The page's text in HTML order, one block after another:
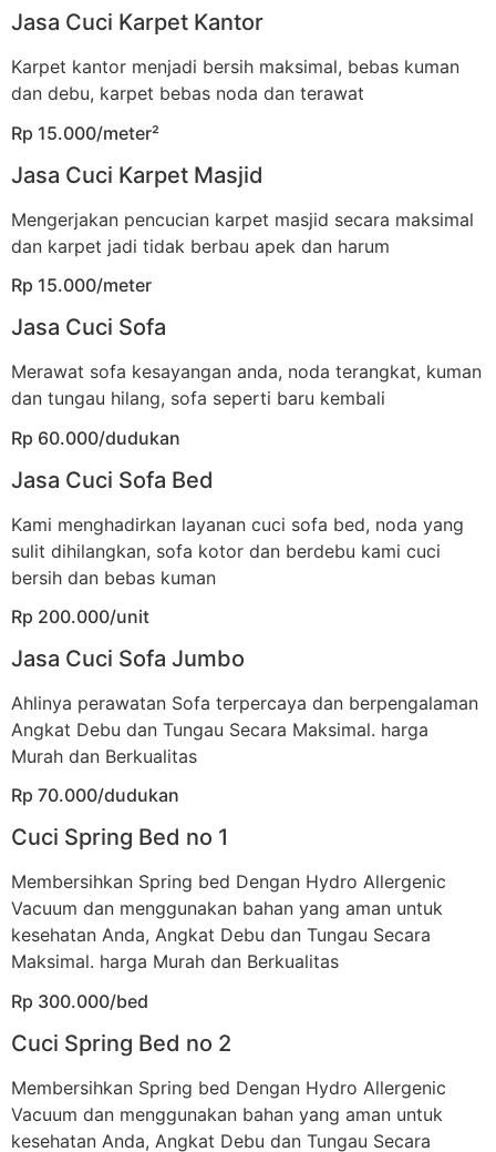
Jasa Cuci Karpet Kantor
Karpet kantor menjadi bersih maksimal, bebas kuman
dan debu, karpet bebas noda dan terawat
Rp 15.000/meter²
Jasa Cuci Karpet Masjid
Mengerjakan pencucian karpet masjid secara maksimal
dan karpet jadi tidak berbau apek dan harum
Rp 15.000/meter
Jasa Cuci Sofa
Merawat sofa kesayangan anda, noda terangkat, kuman
dan tungau hilang, sofa seperti baru kembali
Rp 60.000/dudukan
Jasa Cuci Sofa Bed
Kami menghadirkan layanan cuci sofa bed, noda yang
sulit dihilangkan, sofa kotor dan berdebu kami cuci
bersih dan bebas kuman
Rp 200.000/unit
Jasa Cuci Sofa Jumbo
Ahlinya perawatan Sofa terpercaya dan berpengalaman
Angkat Debu dan Tungau Secara Maksimal. harga
Murah dan Berkualitas
Rp 70.000/dudukan
Cuci Spring Bed no 1
Membersihkan Spring bed Dengan Hydro Allergenic
Vacuum dan menggunakan bahan yang aman untuk
kesehatan Anda, Angkat Debu dan Tungau Secara
Maksimal. harga Murah dan Berkualitas
Rp 300.000/bed
Cuci Spring Bed no 2
Membersihkan Spring bed Dengan Hydro Allergenic
Vacuum dan menggunakan bahan yang aman untuk
kesehatan Anda, Angkat Debu dan Tungau Secara